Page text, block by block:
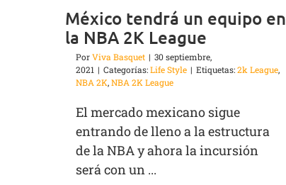
México tendrá un equipo en
la NBA 2K League
PorViva Basquet | 30 septiembre,
2021 | Categorías:Life Style | Etiquetas:2k League,
NBA 2K,NBA 2K League
El mercado mexicano sigue
entrando de lleno a la estructura
de la NBA y ahora la incursión
será con un ...